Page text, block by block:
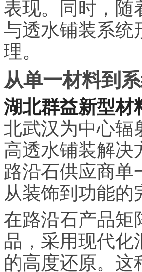
表现。同时，随
与透水铺装系统
理。
从单一材料到
湖北群益新型材
北武汉为中心辐
高透水铺装解决
路沿石供应商单
从装饰到功能的
在路沿石产品矩
品，采用现代化
的高度还原。这